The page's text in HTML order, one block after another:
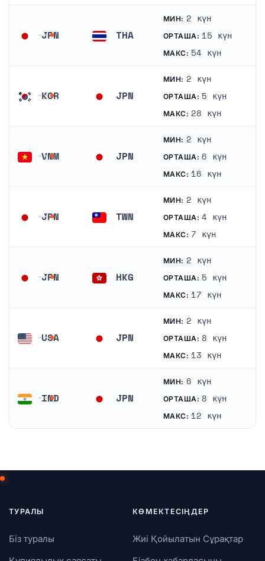
JPN THA
МИН: 2 күн
ОРТАША: 15 күн
МАКС: 54 күн
KOR JPN
МИН: 2 күн
ОРТАША: 5 күн
МАКС: 28 күн
VNM JPN
МИН: 2 күн
ОРТАША: 6 күн
МАКС: 16 күн
JPN TWN
МИН: 2 күн
ОРТАША: 4 күн
МАКС: 7 күн
JPN HKG
МИН: 2 күн
ОРТАША: 5 күн
МАКС: 17 күн
USA JPN
МИН: 2 күн
ОРТАША: 8 күн
МАКС: 13 күн
IND JPN
МИН: 6 күн
ОРТАША: 8 күн
МАКС: 12 күн
ТУРАЛЫ
Біз туралы
КӨМЕКТЕСІҢДЕР
Жиі Қойылатын Сұрақтар